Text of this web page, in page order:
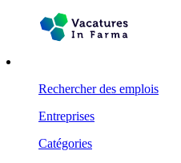
Rechercher des emplois
Entreprises
Catégories